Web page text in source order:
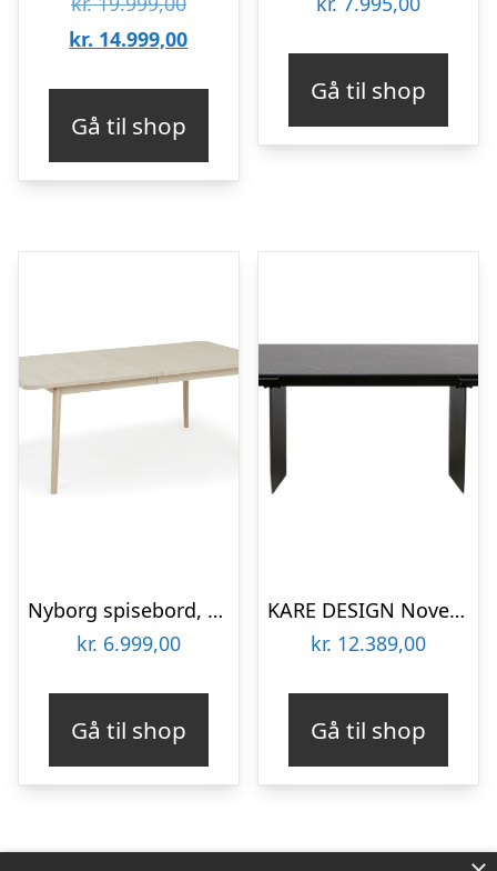
oprindelige
kr. 19.999,00.
kr. 14.999,00Den
kr. 14.999,00.
Gå til shop
Gå til shop
Nyborg spisebord, m. 2 tillægsplader – hvidolieret egetræsfinér og træ (100×200(300))
kr. 6.999,00
Gå til shop
KARE DESIGN Novel spisebord, inkl. 2 tillægsplader – sort keramik stentøj og stål (180(40+40)x90)
kr. 12.389,00
Gå til shop